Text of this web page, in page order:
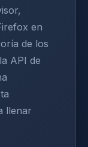
en
de los
API de
llenar